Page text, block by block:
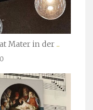
Mater in der...
0